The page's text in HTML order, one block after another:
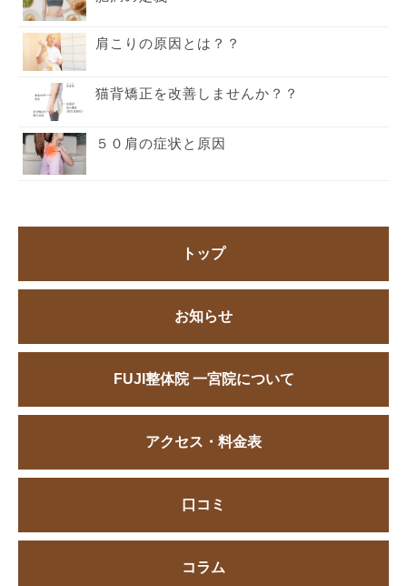
肩こりの原因とは？？
猫背矯正を改善しませんか？？
５０肩の症状と原因
トップ
お知らせ
FUJI整体院 一宮院について
アクセス・料金表
口コミ
コラム